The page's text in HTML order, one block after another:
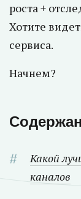
роста +
Хотите
сервиса.
Начнем?
Какой
каналов